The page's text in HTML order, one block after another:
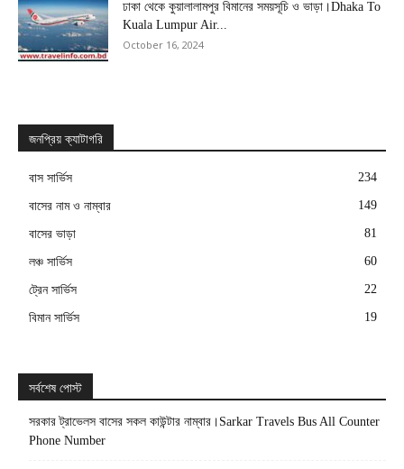
ঢাকা থেকে কুয়ালালামপুর বিমানের সময়সূচি ও ভাড়া।Dhaka To
Kuala Lumpur Air...
October 16, 2024
জনপ্রিয় ক্যাটাগরি
বাস সার্ভিস 234
বাসের নাম ও নাম্বার 149
বাসের ভাড়া 81
লঞ্চ সার্ভিস 60
ট্রেন সার্ভিস 22
বিমান সার্ভিস 19
সর্বশেষ পোস্ট
সরকার ট্রাভেলস বাসের সকল কাউন্টার নাম্বার।Sarkar Travels Bus All Counter
Phone Number